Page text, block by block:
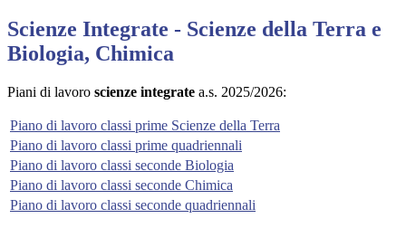
Scienze Integrate - Scienze della Terra e
Biologia, Chimica
Piani di lavoro scienze integrate a.s. 2025/2026:
Piano di lavoro classi prime Scienze della Terra
Piano di lavoro classi prime quadriennali
Piano di lavoro classi seconde Biologia
Piano di lavoro classi seconde Chimica
Piano di lavoro classi seconde quadriennali